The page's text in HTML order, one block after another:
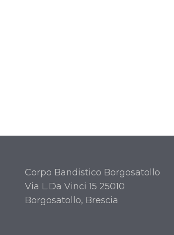
Corpo Bandistico Borgosatollo
Via L.Da Vinci 15 25010
Borgosatollo, Brescia